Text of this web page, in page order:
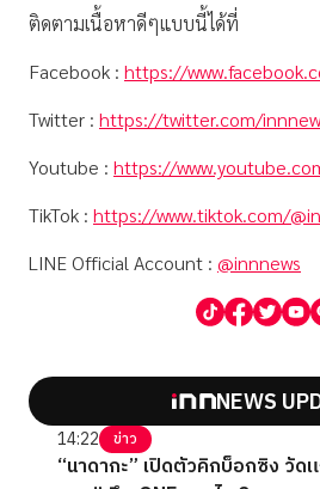
ติดตามเนื้อหาดีๆแบบนี้ได้ที่
Facebook : https://
Twitter : https://twitter.com/
Youtube : https://
TikTok : https://www.tiktok.com/
LINE Official Account : @innnews
NEWS
14:22 ข่าว
“นาดากะ” เปิดตัวคิกบ็อกซิง วัด